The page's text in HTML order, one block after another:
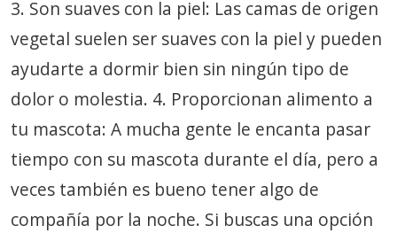
3. Son suaves con la piel: Las camas de origen
vegetal suelen ser suaves con la piel y pueden
ayudarte a dormir bien sin ningún tipo de
dolor o molestia. 4. Proporcionan alimento a
tu mascota: A mucha gente le encanta pasar
tiempo con su mascota durante el día, pero a
veces también es bueno tener algo de
compañía por la noche. Si buscas una opción